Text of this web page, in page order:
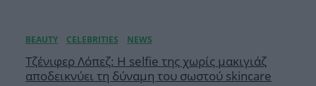
Τζένιφερ Λόπεζ: Η selfie της χωρίς μακιγιάζ
αποδεικνύει τη δύναμη του σωστού skincare